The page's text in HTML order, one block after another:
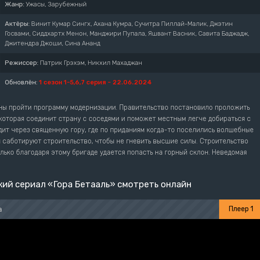
Жанр: Ужасы, Зарубежный
Актёры: Винит Кумар Сингх, Ахана Кумра, Сучитра Пиллай-Малик, Джэтин
Госвами, Сиддхартх Менон, Манджири Пупала, Яшвант Васник, Савита Баджадж,
Джитендра Джоши, Сина Ананд
Режиссер: Патрик Грэхэм, Никхил Махаджан
Обновлён: 1 сезон 1-5,6,7 серия - 22.06.2024
пройти программу модернизации. Правительство постановило проложить
соединит страну с соседями и поможет местным легче добираться с
через священную гору, где по приданиям когда-то поселились волшебные
строительство, чтобы не гневить высшие силы. Строительство
благодаря этому бригаде удается попасть на горный склон. Неведомая
сериал «Гора Бетааль» смотреть онлайн
Плеер 1